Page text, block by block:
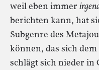
weil eben immer
berichten kann, hat
Subgenre des
können, das sich
schlägt sich nieder in